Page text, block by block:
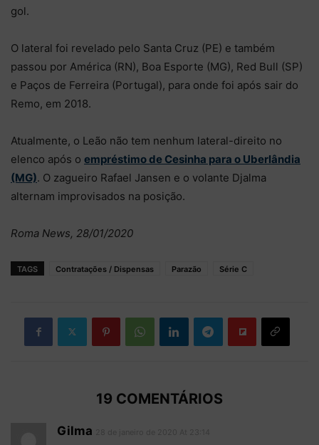
gol.
O lateral foi revelado pelo Santa Cruz (PE) e também
passou por América (RN), Boa Esporte (MG), Red Bull (SP)
e Paços de Ferreira (Portugal), para onde foi após sair do
Remo, em 2018.
Atualmente, o Leão não tem nenhum lateral-direito no
elenco após o empréstimo de Cesinha para o Uberlândia
(MG). O zagueiro Rafael Jansen e o volante Djalma
alternam improvisados na posição.
Roma News, 28/01/2020
TAGS Contratações / Dispensas Parazão Série C
19 COMENTÁRIOS
Gilma